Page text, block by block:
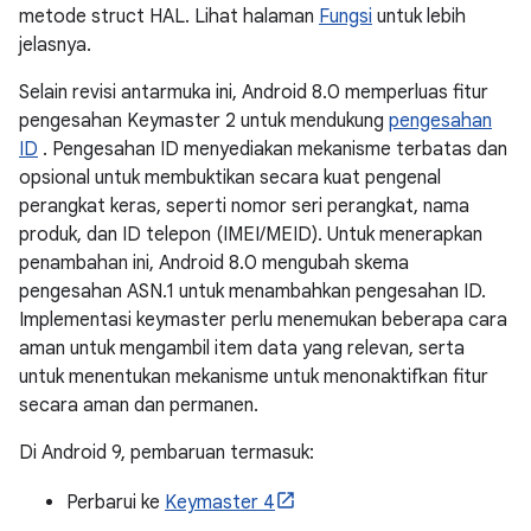
metode struct HAL. Lihat halaman Fungsi untuk lebih
jelasnya.
Selain revisi antarmuka ini, Android 8.0 memperluas fitur
pengesahan Keymaster 2 untuk mendukung pengesahan
ID . Pengesahan ID menyediakan mekanisme terbatas dan
opsional untuk membuktikan secara kuat pengenal
perangkat keras, seperti nomor seri perangkat, nama
produk, dan ID telepon (IMEI/MEID). Untuk menerapkan
penambahan ini, Android 8.0 mengubah skema
pengesahan ASN.1 untuk menambahkan pengesahan ID.
Implementasi keymaster perlu menemukan beberapa cara
aman untuk mengambil item data yang relevan, serta
untuk menentukan mekanisme untuk menonaktifkan fitur
secara aman dan permanen.
Di Android 9, pembaruan termasuk:
Perbarui ke Keymaster 4